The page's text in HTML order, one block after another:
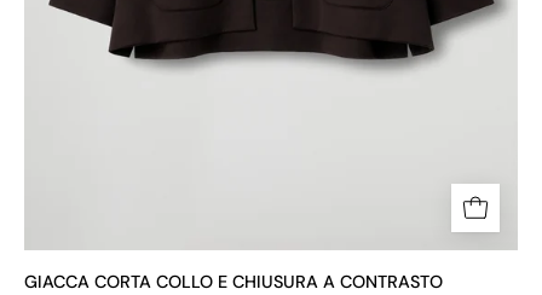
GIACCA CORTA COLLO E CHIUSURA A CONTRASTO